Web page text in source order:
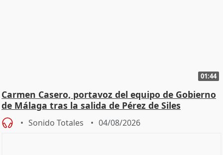
01:44
Carmen Casero, portavoz del equipo de Gobierno
de Málaga tras la salida de Pérez de Siles
Sonido Totales 04/08/2026